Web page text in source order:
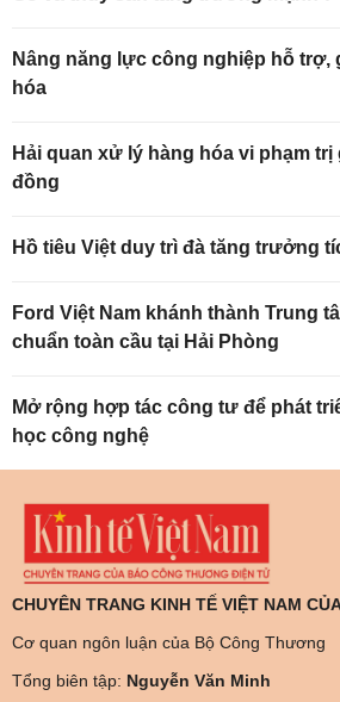
Nâng năng lực công nghiệp hỗ trợ,
hóa
Hải quan xử lý hàng hóa vi phạm trị
đồng
Hồ tiêu Việt duy trì đà tăng trưởng
Ford Việt Nam khánh thành Trung
chuẩn toàn cầu tại Hải Phòng
Mở rộng hợp tác công tư để phát
học công nghệ
CHUYÊN TRANG KINH TẾ VIỆT NAM
Cơ quan ngôn luận của Bộ Công Thương
Tổng biên tập: Nguyễn Văn Minh